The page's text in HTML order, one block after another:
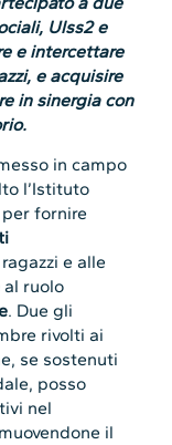
Ulss2 e
e intercettare
e acquisire
in sinergia con
in campo
l’Istituto
fornire
e alle
al ruolo
. Due gli
rivolti ai
se sostenuti
posso
nel
il